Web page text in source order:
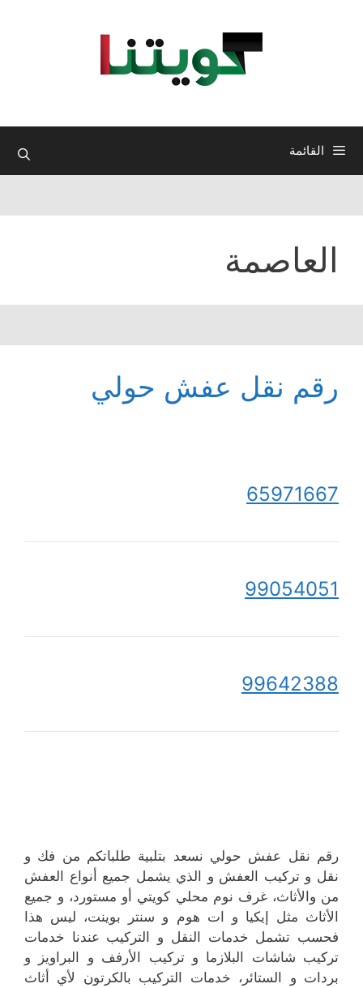
القائمة
العاصمة
رقم نقل عفش حولي
65971667
99054051
99642388
رقم نقل عفش حولي نسعد بتلبية طلباتكم من فك و
نقل و تركيب العفش و الذي يشمل جميع أنواع العفش
من والأثاث، غرف نوم محلي كويتي أو مستورد، و جميع
الأثاث مثل إيكيا و ات هوم و سنتر بوينت، ليس هذا
فحسب تشمل خدمات النقل و التركيب عندنا خدمات
تركيب شاشات البلازما و تركيب الأرفف و البراويز و
بردات و الستائر، خدمات التركيب بالكرتون لأي أثاث